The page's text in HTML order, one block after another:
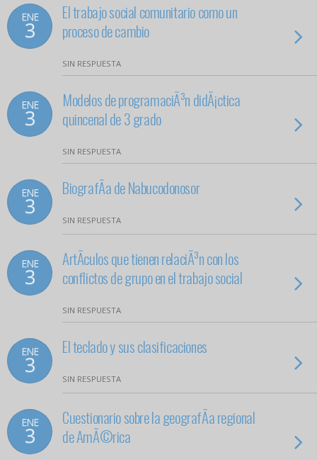
ENE
3
El trabajo social comunitario como un
proceso de cambio
SIN RESPUESTA
ENE
3
Modelos de programaciÃ³n didÃ¡ctica
quincenal de 3 grado
SIN RESPUESTA
ENE
3
BiografÃ­a de Nabucodonosor
SIN RESPUESTA
ENE
3
ArtÃ­culos que tienen relaciÃ³n con los
conflictos de grupo en el trabajo social
SIN RESPUESTA
ENE
3
El teclado y sus clasificaciones
SIN RESPUESTA
ENE
3
Cuestionario sobre la geografÃ­a regional
de AmÃ©rica